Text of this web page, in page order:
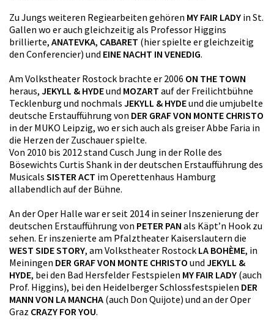
Zu Jungs weiteren Regiearbeiten gehören MY FAIR LADY in St.
Gallen wo er auch gleichzeitig als Professor Higgins
brillierte, ANATEVKA, CABARET (hier spielte er gleichzeitig
den Conferencier) und EINE NACHT IN VENEDIG.
Am Volkstheater Rostock brachte er 2006 ON THE TOWN
heraus, JEKYLL & HYDEund MOZART auf der Freilichtbühne
Tecklenburg und nochmals JEKYLL & HYDEund die umjubelte
deutsche Erstaufführung von DER GRAF VON MONTE CHRISTO
in der MUKO Leipzig, wo er sich auch als greiser Abbe Faria in
die Herzen der Zuschauer spielte.
Von 2010 bis 2012 stand Cusch Jung in der Rolle des
Bösewichts Curtis Shank in der deutschen Erstaufführung des
Musicals SISTER ACT im Operettenhaus Hamburg
allabendlich auf der Bühne.
An der Oper Halle war er seit 2014 in seiner Inszenierung der
deutschen Erstaufführung von PETER PAN als Käpt’n Hook zu
sehen. Er inszenierte am Pfalztheater Kaiserslautern die
WEST SIDE STORY, am Volkstheater Rostock LA BOHÈME, in
Meiningen DER GRAF VON MONTE CHRISTO und JEKYLL &
HYDE, bei den Bad Hersfelder Festspielen MY FAIR LADY (auch
Prof. Higgins), bei den Heidelberger Schlossfestspielen DER
MANN VON LA MANCHA (auch Don Quijote) und an der Oper
Graz CRAZY FOR YOU.